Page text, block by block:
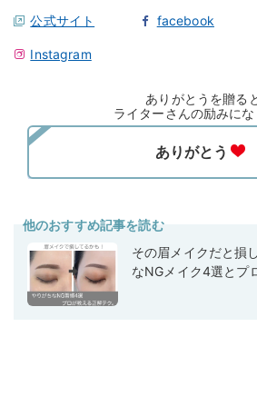
公式サイト facebook
Instagram
ありがとうを贈る
ライターさんの励みに
他のおすすめ記事を読む
その眉メイクだと損
なNGメイク4選とプ